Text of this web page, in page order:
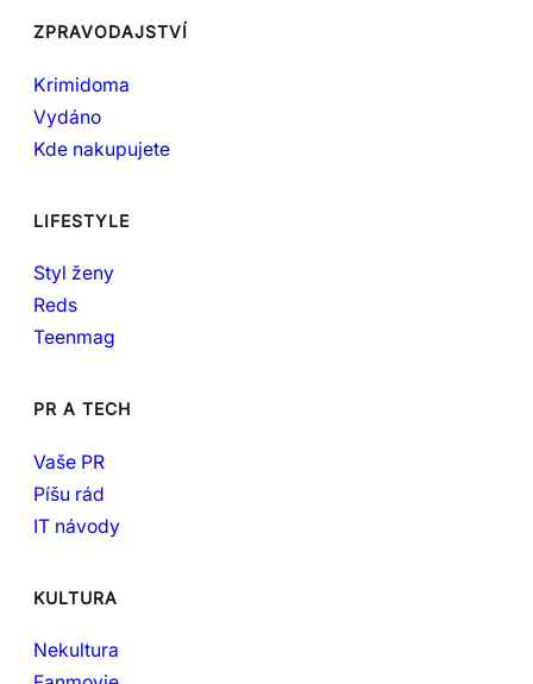
ZPRAVODAJSTVÍ
Krimidoma
Vydáno
Kde nakupujete
LIFESTYLE
Styl ženy
Reds
Teenmag
PR A TECH
Vaše PR
Píšu rád
IT návody
KULTURA
Nekultura